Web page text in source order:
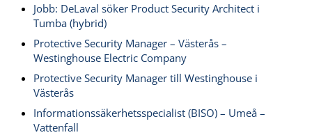
Jobb: DeLaval söker Product Security Architect i
Tumba (hybrid)
Protective Security Manager – Västerås –
Westinghouse Electric Company
Protective Security Manager till Westinghouse i
Västerås
Informationssäkerhetsspecialist (BISO) – Umeå –
Vattenfall